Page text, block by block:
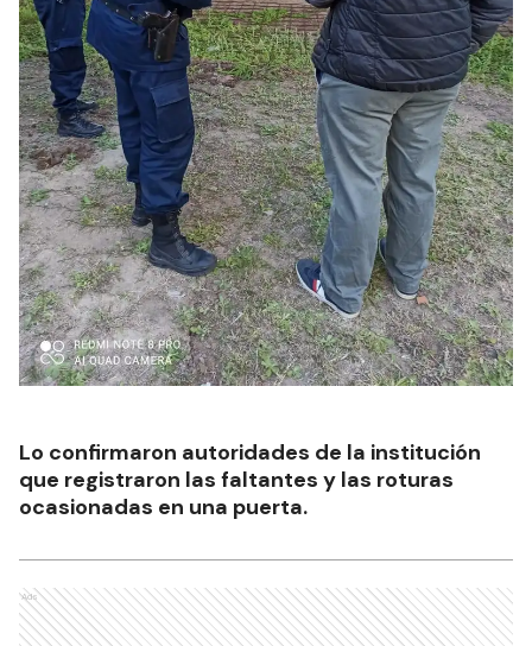
Lo confirmaron autoridades de la institución
que registraron las faltantes y las roturas
ocasionadas en una puerta.
Ads